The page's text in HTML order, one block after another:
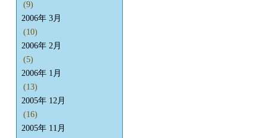
(9)
2006年 3月
(10)
2006年 2月
(5)
2006年 1月
(13)
2005年 12月
(16)
2005年 11月